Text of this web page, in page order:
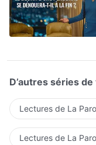
D’autres séries
Lectures de La
Lectures de La